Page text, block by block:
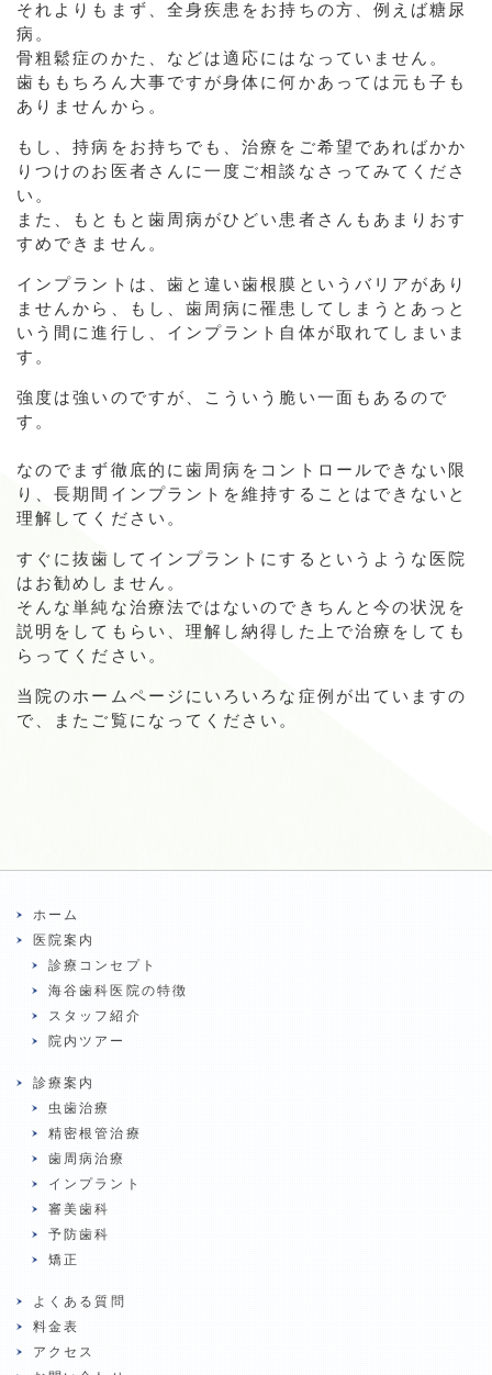
それよりもまず、全身疾患をお持ちの方、例えば糖尿
病。
骨粗鬆症のかた、などは適応にはなっていません。
歯ももちろん大事ですが身体に何かあっては元も子も
ありませんから。
もし、持病をお持ちでも、治療をご希望であればかか
りつけのお医者さんに一度ご相談なさってみてくださ
い。
また、もともと歯周病がひどい患者さんもあまりおす
すめできません。
インプラントは、歯と違い歯根膜というバリアがあり
ませんから、もし、歯周病に罹患してしまうとあっと
いう間に進行し、インプラント自体が取れてしまいま
す。
強度は強いのですが、こういう脆い一面もあるので
す。
なのでまず徹底的に歯周病をコントロールできない限
り、長期間インプラントを維持することはできないと
理解してください。
すぐに抜歯してインプラントにするというような医院
はお勧めしません。
そんな単純な治療法ではないのできちんと今の状況を
説明をしてもらい、理解し納得した上で治療をしても
らってください。
当院のホームページにいろいろな症例が出ていますの
で、またご覧になってください。
ホーム
医院案内
診療コンセプト
海谷歯科医院の特徴
スタッフ紹介
院内ツアー
診療案内
虫歯治療
精密根管治療
歯周病治療
インプラント
審美歯科
予防歯科
矯正
よくある質問
料金表
アクセス